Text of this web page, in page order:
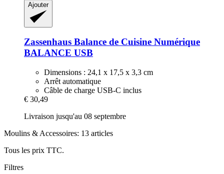
Ajouter
Zassenhaus Balance de Cuisine Numérique
BALANCE USB
Dimensions : 24,1 x 17,5 x 3,3 cm
Arrêt automatique
Câble de charge USB-C inclus
€ 30,49
Livraison jusqu'au 08 septembre
Moulins & Accessoires: 13 articles
Tous les prix TTC.
Filtres